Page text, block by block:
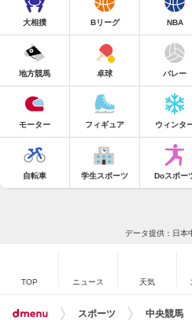
大相撲 Bリーグ NBA
地方競馬 卓球 バレー
モーター フィギュア ウィンタ
自転車 学生スポーツ Doスポー
データ提供：日本
TOP ニュース 天気
スポーツ 中央競馬